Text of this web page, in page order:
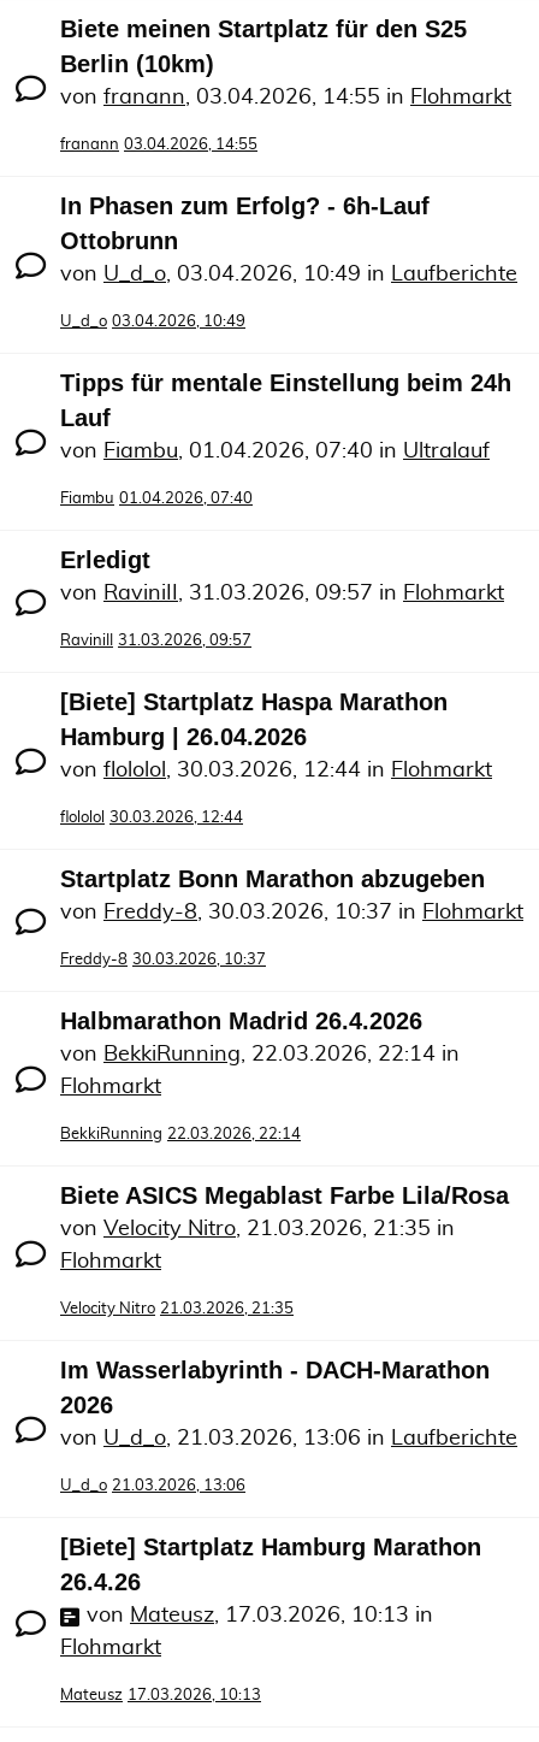
Biete meinen Startplatz für den S25
Berlin (10km)
von franann, 03.04.2026, 14:55 in Flohmarkt
franann 03.04.2026, 14:55
In Phasen zum Erfolg? - 6h-Lauf
Ottobrunn
von U_d_o, 03.04.2026, 10:49 in Laufberichte
U_d_o 03.04.2026, 10:49
Tipps für mentale Einstellung beim 24h
Lauf
von Fiambu, 01.04.2026, 07:40 in Ultralauf
Fiambu 01.04.2026, 07:40
Erledigt
von RaviniII , 31.03.2026, 09:57 in Flohmarkt
RaviniII 31.03.2026, 09:57
[Biete] Startplatz Haspa Marathon
Hamburg | 26.04.2026
von flololol , 30.03.2026, 12:44 in Flohmarkt
flololol 30.03.2026, 12:44
Startplatz Bonn Marathon abzugeben
von Freddy-8, 30.03.2026, 10:37 in Flohmarkt
Freddy-8 30.03.2026, 10:37
Halbmarathon Madrid 26.4.2026
von BekkiRunning, 22.03.2026, 22:14 in
Flohmarkt
BekkiRunning 22.03.2026, 22:14
Biete ASICS Megablast Farbe Lila/Rosa
von Velocity Nitro, 21.03.2026, 21:35 in
Flohmarkt
Velocity Nitro 21.03.2026, 21:35
Im Wasserlabyrinth - DACH-Marathon
2026
von U_d_o, 21.03.2026, 13:06 in Laufberichte
U_d_o 21.03.2026, 13:06
[Biete] Startplatz Hamburg Marathon
26.4.26
von Mateusz, 17.03.2026, 10:13 in
Flohmarkt
Mateusz 17.03.2026, 10:13